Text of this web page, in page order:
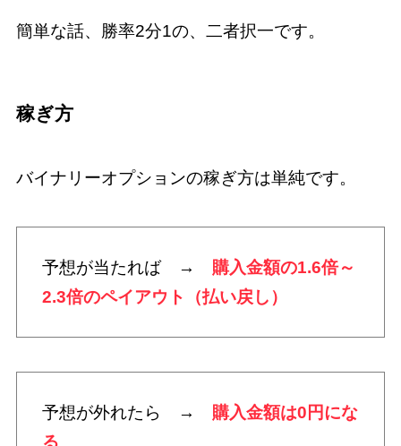
簡単な話、勝率2分1の、二者択一です。
稼ぎ方
バイナリーオプションの稼ぎ方は単純です。
予想が当たれば → 購入金額の1.6倍～
2.3倍のペイアウト（払い戻し）
予想が外れたら → 購入金額は0円にな
る